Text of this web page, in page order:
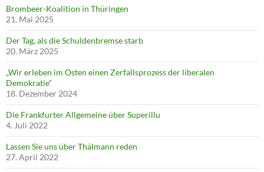
Brombeer-Koalition in Thüringen
21. Mai 2025
Der Tag, als die Schuldenbremse starb
20. März 2025
„Wir erleben im Osten einen Zerfallsprozess der liberalen
Demokratie“
18. Dezember 2024
Die Frankfurter Allgemeine über Superillu
4. Juli 2022
Lassen Sie uns über Thälmann reden
27. April 2022